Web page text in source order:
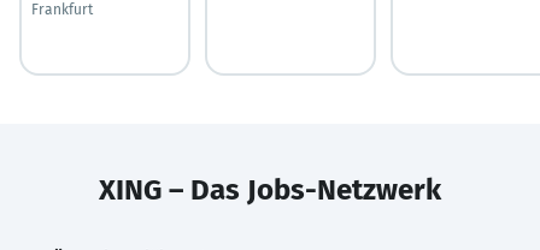
Frankfurt
XING – Das Jobs-Netzwerk